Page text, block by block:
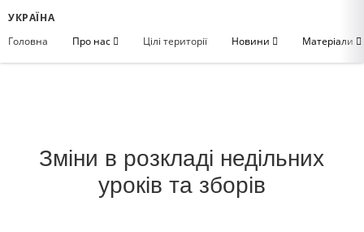
УКРАЇНА
Головна
Про нас Цілі території Новини Матеріали
Зміни в розкладі недільних
уроків та зборів